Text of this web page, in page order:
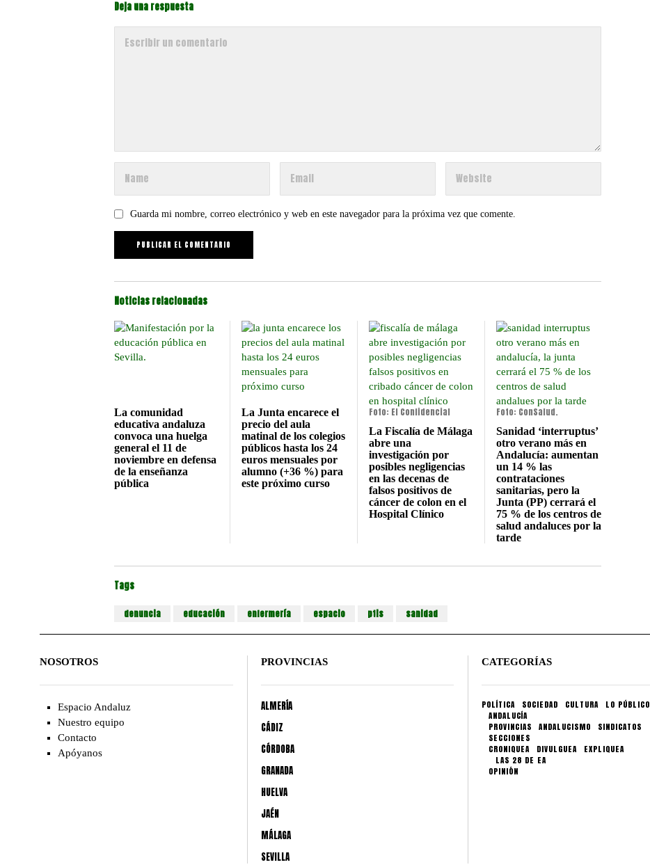
Deja una respuesta
Guarda mi nombre, correo electrónico y web en este navegador para la próxima vez que comente.
Noticias relacionadas
La comunidad
educativa andaluza
convoca una huelga
general el 11 de
noviembre en defensa
de la enseñanza
pública
La Junta encarece el
precio del aula
matinal de los colegios
públicos hasta los 24
euros mensuales por
alumno (+36 %) para
este próximo curso
Foto: El Confidencial
La Fiscalía de Málaga
abre una
investigación por
posibles negligencias
en las decenas de
falsos positivos de
cáncer de colon en el
Hospital Clínico
Foto: ConSalud.
Sanidad ‘interruptus’
otro verano más en
Andalucía: aumentan
un 14 % las
contrataciones
sanitarias, pero la
Junta (PP) cerrará el
75 % de los centros de
salud andaluces por la
tarde
Tags
denuncia educación enfermería espacio ptis sanidad
NOSOTROS
Espacio Andaluz
Nuestro equipo
Contacto
Apóyanos
PROVINCIAS
ALMERÍA
CÁDIZ
CÓRDOBA
GRANADA
HUELVA
JAÉN
MÁLAGA
SEVILLA
CATEGORÍAS
POLÍTICA SOCIEDAD CULTURA
LO PÚBLICO
ANDALUCÍA
PROVINCIAS
ANDALUCISMO
SINDICATOS
SECCIONES
CRONIQUEA
DIVULGUEA
EXPLIQUEA
LAS 28 DE EA
OPINIÓN